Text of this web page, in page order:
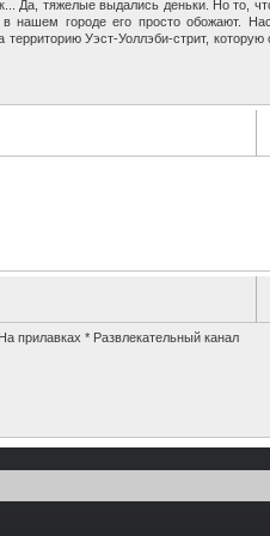
Да, тяжелые выдались деньки. Но то,
городе его просто обожают.
Уэст-Уоллэби-стрит, которую
прилавках * Развлекательный канал